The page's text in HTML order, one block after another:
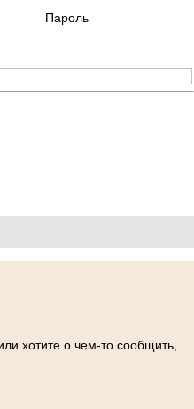
Пароль
хотите о чем-то сообщить,